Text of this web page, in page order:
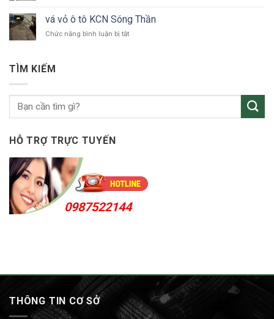
Bắc
Tân
Uyên
ô
tô
vá vỏ ô tô KCN Sóng Thần
Chức năng bình luận bị tắtở
Sóng
TÌM KIẾM
HỖ TRỢ TRỰC TUYẾN
0987522144
THÔNG TIN CƠ SỞ